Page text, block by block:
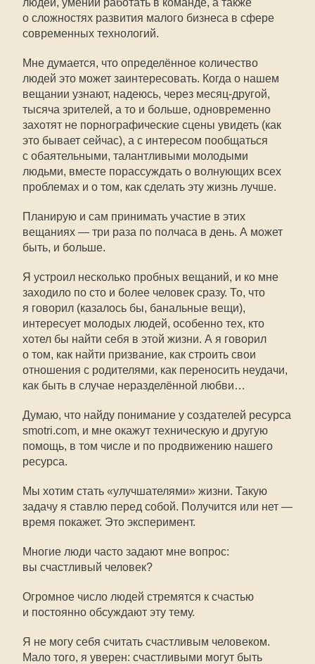
людей, умении работать в команде, а также
о сложностях развития малого бизнеса в сфере
современных технологий.
Мне думается, что определённое количество
людей это может заинтересовать. Когда о нашем
вещании узнают, надеюсь, через месяц-другой,
тысяча зрителей, а то и больше, одновременно
захотят не порнографические сцены увидеть (как
это бывает сейчас), а с интересом пообщаться
с обаятельными, талантливыми молодыми
людьми, вместе порассуждать о волнующих всех
проблемах и о том, как сделать эту жизнь лучше.
Планирую и сам принимать участие в этих
вещаниях — три раза по полчаса в день. А может
быть, и больше.
Я устроил несколько пробных вещаний, и ко мне
заходило по сто и более человек сразу. То, что
я говорил (казалось бы, банальные вещи),
интересует молодых людей, особенно тех, кто
хотел бы найти себя в этой жизни. А я говорил
о том, как найти призвание, как строить свои
отношения с родителями, как переносить неудачи,
как быть в случае неразделённой любви…
Думаю, что найду понимание у создателей ресурса
smotri.com, и мне окажут техническую и другую
помощь, в том числе и по продвижению нашего
ресурса.
Мы хотим стать «улучшателями» жизни. Такую
задачу я ставлю перед собой. Получится или нет —
время покажет. Это эксперимент.
Многие люди часто задают мне вопрос:
вы счастливый человек?
Огромное число людей стремятся к счастью
и постоянно обсуждают эту тему.
Я не могу себя считать счастливым человеком.
Мало того, я уверен: счастливыми могут быть